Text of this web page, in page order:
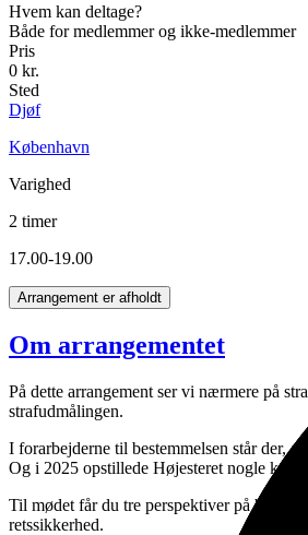
Hvem kan deltage?
Både for medlemmer og ikke-medlemmer
Pris
0 kr.
Sted
Djøf
København
Varighed
2 timer
17.00-19.00
Arrangement er afholdt
Om arrangementet
På dette arrangement ser vi nærmere på
strafudmålingen.
I forarbejderne til bestemmelsen står der,
Og i 2025 opstillede Højesteret nogle
Til mødet får du tre perspektiver på
retssikkerhed.